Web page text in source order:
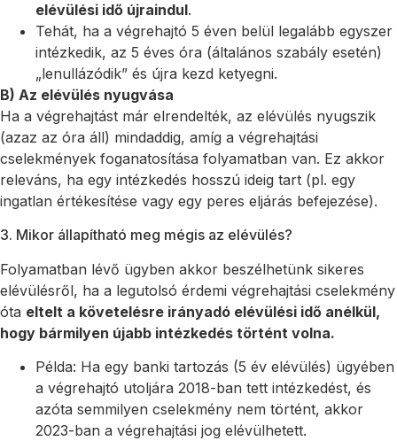
elévülési idő újraindul.
Tehát, ha a végrehajtó 5 éven belül legalább egyszer
intézkedik, az 5 éves óra (általános szabály esetén)
„lenullázódik” és újra kezd ketyegni.
B) Az elévülés nyugvása
Ha a végrehajtást már elrendelték, az elévülés nyugszik
(azaz az óra áll) mindaddig, amíg a végrehajtási
cselekmények foganatosítása folyamatban van. Ez akkor
releváns, ha egy intézkedés hosszú ideig tart (pl. egy
ingatlan értékesítése vagy egy peres eljárás befejezése).
3. Mikor állapítható meg mégis az elévülés?
Folyamatban lévő ügyben akkor beszélhetünk sikeres
elévülésről, ha a legutolsó érdemi végrehajtási cselekmény
óta eltelt a követelésre irányadó elévülési idő anélkül,
hogy bármilyen újabb intézkedés történt volna.
Példa: Ha egy banki tartozás (5 év elévülés) ügyében
a végrehajtó utoljára 2018-ban tett intézkedést, és
azóta semmilyen cselekmény nem történt, akkor
2023-ban a végrehajtási jog elévülhetett.